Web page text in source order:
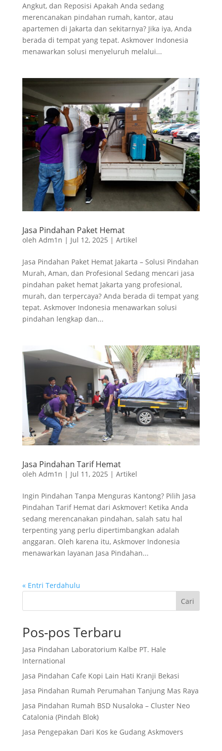
Angkut, dan Reposisi Apakah Anda sedang
merencanakan pindahan rumah, kantor, atau
apartemen di Jakarta dan sekitarnya? Jika iya, Anda
berada di tempat yang tepat. Askmover Indonesia
menawarkan solusi menyeluruh melalui...
Jasa Pindahan Paket Hemat
oleh Adm1n | Jul 12, 2025 | Artikel
Jasa Pindahan Paket Hemat Jakarta – Solusi Pindahan
Murah, Aman, dan Profesional Sedang mencari jasa
pindahan paket hemat Jakarta yang profesional,
murah, dan terpercaya? Anda berada di tempat yang
tepat. Askmover Indonesia menawarkan solusi
pindahan lengkap dan...
Jasa Pindahan Tarif Hemat
oleh Adm1n | Jul 11, 2025 | Artikel
Ingin Pindahan Tanpa Menguras Kantong? Pilih Jasa
Pindahan Tarif Hemat dari Askmover! Ketika Anda
sedang merencanakan pindahan, salah satu hal
terpenting yang perlu dipertimbangkan adalah
anggaran. Oleh karena itu, Askmover Indonesia
menawarkan layanan Jasa Pindahan...
« Entri Terdahulu
Cari
Pos-pos Terbaru
Jasa Pindahan Laboratorium Kalbe PT. Hale
International
Jasa Pindahan Cafe Kopi Lain Hati Kranji Bekasi
Jasa Pindahan Rumah Perumahan Tanjung Mas Raya
Jasa Pindahan Rumah BSD Nusaloka – Cluster Neo
Catalonia (Pindah Blok)
Jasa Pengepakan Dari Kos ke Gudang Askmovers